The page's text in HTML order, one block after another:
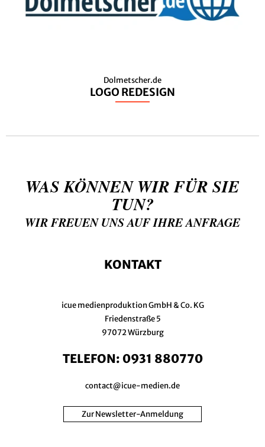
Dolmetscher.de
LOGO REDESIGN
WAS KÖNNEN WIR FÜR SIE
TUN?
WIR FREUEN UNS AUF IHRE ANFRAGE
KONTAKT
icue medienproduktion GmbH & Co. KG
Friedenstraße 5
97072 Würzburg
TELEFON: 0931 880770
contact@icue-medien.de
Zur Newsletter-Anmeldung